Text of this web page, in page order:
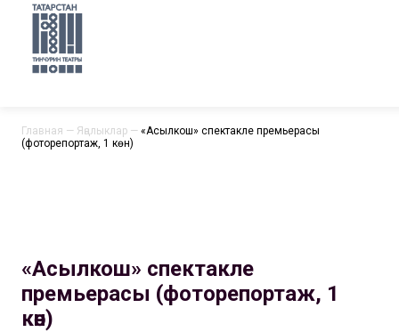
Главная — Яңалыклар — «Асылкош» спектакле премьерасы
(фоторепортаж, 1 көн)
«Асылкош» спектакле
премьерасы (фоторепортаж, 1
көн)